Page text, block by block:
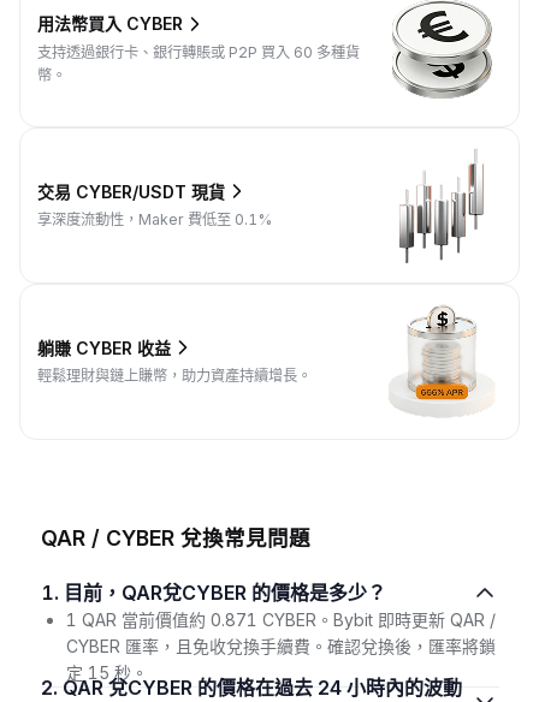
用法幣買入 CYBER
支持透過銀行卡、銀行轉賬或 P2P 買入 60 多種貨
幣。
交易 CYBER/USDT 現貨
享深度流動性，Maker 費低至 0.1%
躺賺 CYBER 收益
輕鬆理財與鏈上賺幣，助力資產持續增長。
QAR / CYBER 兌換常見問題
1. 目前，QAR兌CYBER 的價格是多少？
1 QAR 當前價值約 0.871 CYBER。Bybit 即時更新 QAR /
CYBER 匯率，且免收兌換手續費。確認兌換後，匯率將鎖
定 15 秒。
2. QAR 兌CYBER 的價格在過去 24 小時內的波動